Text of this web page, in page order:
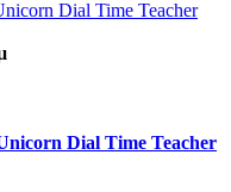
Dial Time Teacher